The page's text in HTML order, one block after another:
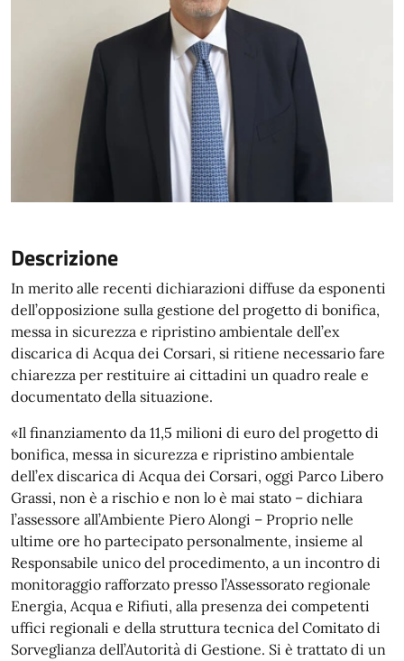
Descrizione
In merito alle recenti dichiarazioni diffuse da esponenti
dell’opposizione sulla gestione del progetto di bonifica,
messa in sicurezza e ripristino ambientale dell’ex
discarica di Acqua dei Corsari, si ritiene necessario fare
chiarezza per restituire ai cittadini un quadro reale e
documentato della situazione.
«Il finanziamento da 11,5 milioni di euro del progetto di
bonifica, messa in sicurezza e ripristino ambientale
dell’ex discarica di Acqua dei Corsari, oggi Parco Libero
Grassi, non è a rischio e non lo è mai stato – dichiara
l’assessore all’Ambiente Piero Alongi – Proprio nelle
ultime ore ho partecipato personalmente, insieme al
Responsabile unico del procedimento, a un incontro di
monitoraggio rafforzato presso l’Assessorato regionale
Energia, Acqua e Rifiuti, alla presenza dei competenti
uffici regionali e della struttura tecnica del Comitato di
Sorveglianza dell’Autorità di Gestione. Si è trattato di un